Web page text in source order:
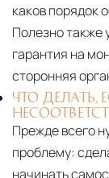
каков порядок
Полезно также
гарантия на
сторонняя
ЧТО ДЕЛАТЬ,
Прежде всего
проблему:
начинать